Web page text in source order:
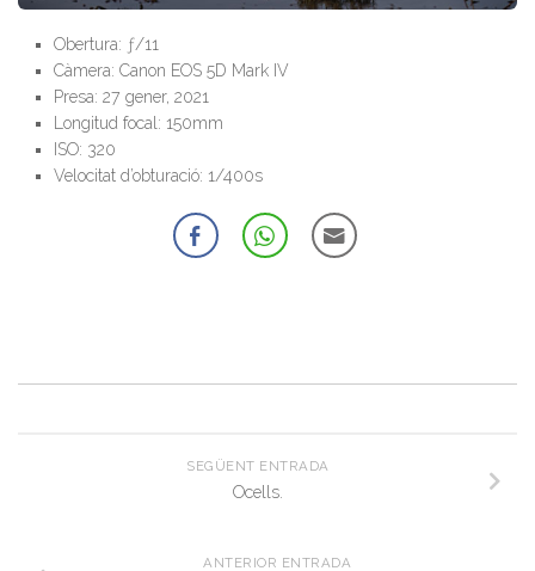
Obertura: ƒ/11
Càmera: Canon EOS 5D Mark IV
Presa: 27 gener, 2021
Longitud focal: 150mm
ISO: 320
Velocitat d’obturació: 1/400s
SEGÜENT ENTRADA
Ocells.
ANTERIOR ENTRADA